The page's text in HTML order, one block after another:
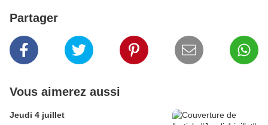
Partager
Vous aimerez aussi
Jeudi 4 juillet